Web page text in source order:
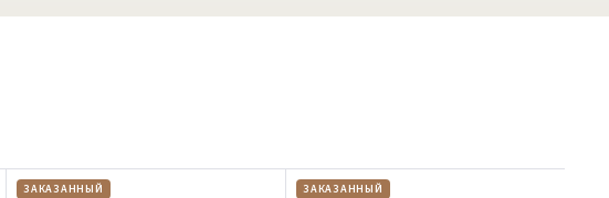
ЗАКАЗАННЫЙ ЗАКАЗАННЫЙ